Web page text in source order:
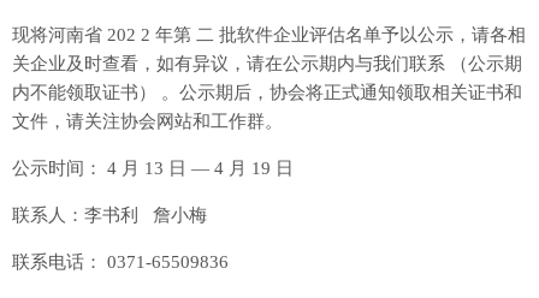
现将河南省 202 2 年第 二 批软件企业评估名单予以公示，请各相
关企业及时查看，如有异议，请在公示期内与我们联系 （公示期
内不能领取证书） 。公示期后，协会将正式通知领取相关证书和
文件，请关注协会网站和工作群。
公示时间： 4 月 13 日 — 4 月 19 日
联系人：李书利 詹小梅
联系电话： 0371-65509836